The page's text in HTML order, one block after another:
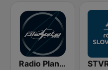
Radio Planeta